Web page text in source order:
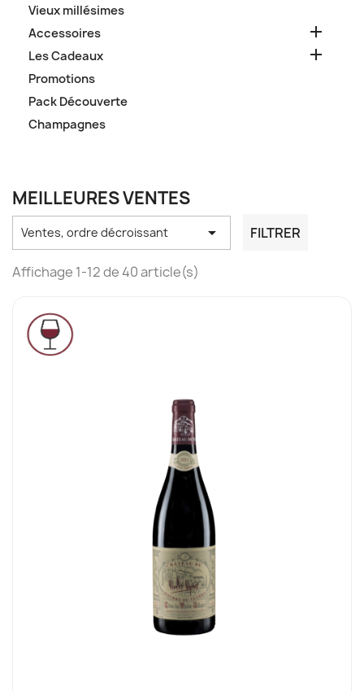
Vieux millésimes
Accessoires

Les Cadeaux 
Promotions
Pack Découverte
Champagnes
MEILLEURES VENTES
Ventes, ordre décroissant  FILTRER
Affichage 1-12 de 40 article(s)